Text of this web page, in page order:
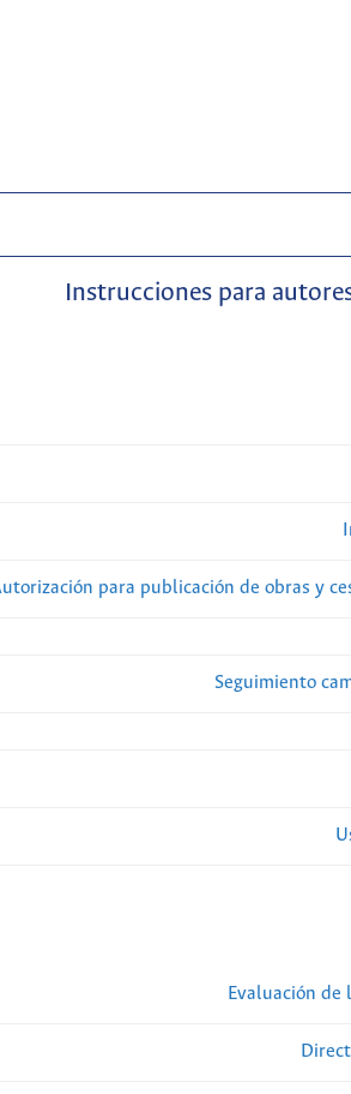
Instrucciones para
para publicación de obras y
Seguimiento
Evaluación